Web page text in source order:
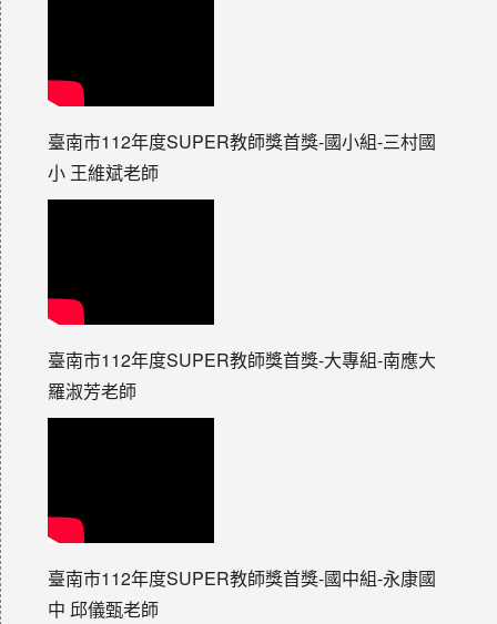
臺南市112年度SUPER教師獎首獎-國小組-三村國
小 王維斌老師
臺南市112年度SUPER教師獎首獎-大專組-南應大
羅淑芳老師
臺南市112年度SUPER教師獎首獎-國中組-永康國
中 邱儀甄老師